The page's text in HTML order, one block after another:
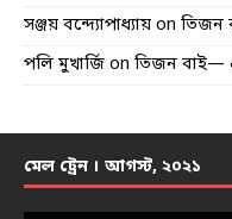
সঞ্জয় বন্দ্যোপাধ্যায় on তিজন
পলি মুখার্জি on তিজন বাই—
মেল ট্রেন । আগস্ট, ২০২১